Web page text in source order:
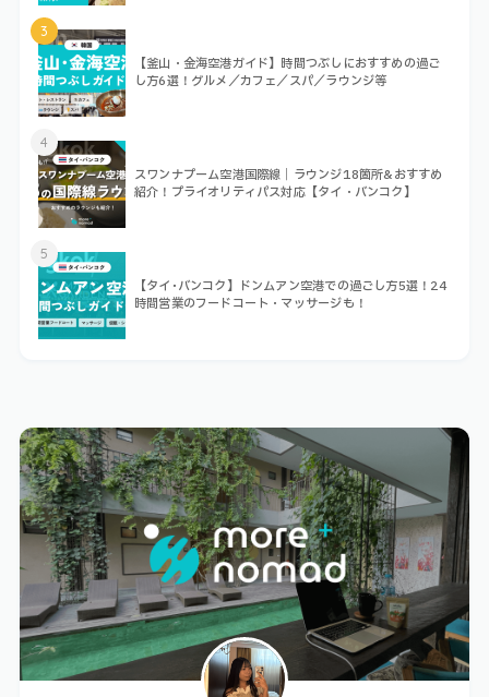
3
【釜山・金海空港ガイド】時間つぶしにおすすめの過ご
し方6選！グルメ／カフェ／スパ／ラウンジ等
4
スワンナプーム空港国際線｜ラウンジ18箇所&おすすめ
紹介！プライオリティパス対応【タイ・バンコク】
5
【タイ･バンコク】ドンムアン空港での過ごし方5選！24
時間営業のフードコート・マッサージも！